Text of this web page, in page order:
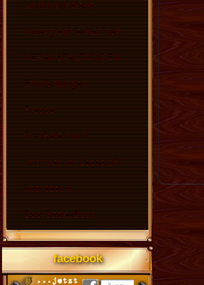
Lichtbild-Galerie
Videographie-Kabinett
VERANSTALTUNGEN
Empfehlungen
Presse
fb - Gefällt mir!
Informativer Lesestoff
Impressum
Das Gäste-Buch
facebook